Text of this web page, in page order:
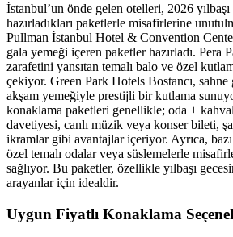
İstanbul’un önde gelen otelleri, 2026
hazırladıkları paketlerle misafirlerine
Pullman İstanbul Hotel & Convention
gala yemeği içeren paketler hazırladı. Pera
zarafetini yansıtan temalı balo ve özel
çekiyor. Green Park Hotels Bostancı,
akşam yemeğiyle prestijli bir kutlama
konaklama paketleri genellikle; oda +
davetiyesi, canlı müzik veya konser bileti,
ikramlar gibi avantajlar içeriyor. Ayrıca, bazı
özel temalı odalar veya süslemelerle
sağlıyor. Bu paketler, özellikle yılbaşı
arayanlar için idealdir.
Uygun Fiyatlı Konaklama